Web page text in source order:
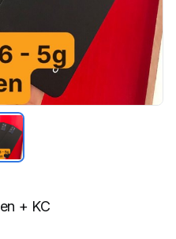
+ KC